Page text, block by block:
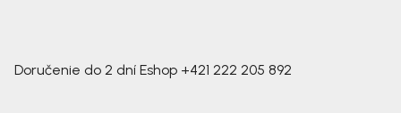
Doručenie do 2 dní Eshop +421 222 205 892